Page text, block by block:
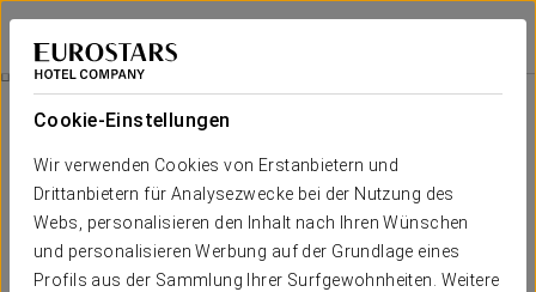
Cookie-Einstellungen
Wir verwenden Cookies von Erstanbietern und
Drittanbietern für Analysezwecke bei der Nutzung des
Webs, personalisieren den Inhalt nach Ihren Wünschen
und personalisieren Werbung auf der Grundlage eines
Profils aus der Sammlung Ihrer Surfgewohnheiten. Weitere
Exe Portals Nous
MALLORCA - PORTALS NOUS
Zimmer
Der Komfort und die Erholung, die
Sie brauchen
Die 84 Zimmer des Exe Portals Nous sindmit allem ausgestattet
was Sie bei Ihrem Besuch vor Ort in Calvia benötigen.